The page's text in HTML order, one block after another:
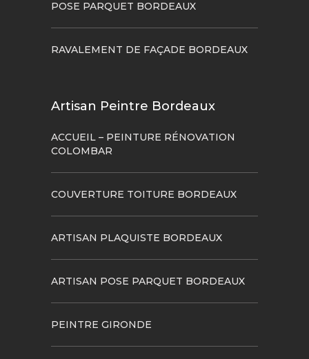
POSE PARQUET BORDEAUX
RAVALEMENT DE FAÇADE BORDEAUX
Artisan Peintre Bordeaux
ACCUEIL – PEINTURE RÉNOVATION
COLOMBAR
COUVERTURE TOITURE BORDEAUX
ARTISAN PLAQUISTE BORDEAUX
ARTISAN POSE PARQUET BORDEAUX
PEINTRE GIRONDE